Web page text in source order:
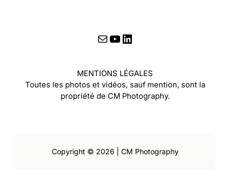
E-mail YouTube LinkedIn
MENTIONS LÉGALES
Toutes les photos et vidéos, sauf mention, sont la
propriété de CM Photography.
Copyright © 2026 | CM Photography